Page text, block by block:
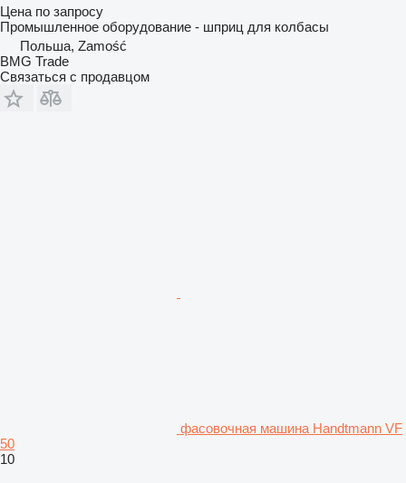
Цена по запросу
Промышленное оборудование - шприц для колбасы
Польша, Zamość
BMG Trade
Связаться с продавцом
фасовочная машина Handtmann VF
50
10